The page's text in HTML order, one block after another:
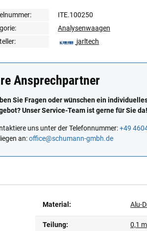
ITE.100250
Analysenwaagen
jarltech
Ansprechpartner
Sie Fragen oder wünschen ein
Unser Service-Team ist gerne für Sie da!
uns unter der Telefonnummer:+49
an:office@schumann-gmbh.de
Material: Alu-
Teilung: 0,1